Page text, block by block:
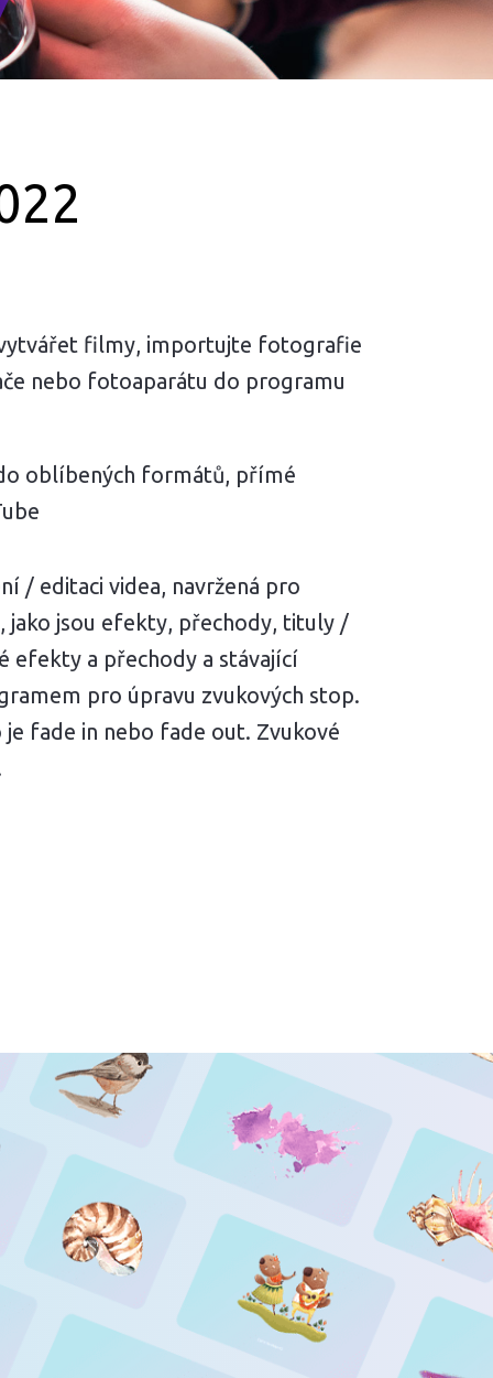
filmy, importujte fotografie
nebo fotoaparátu do programu
oblíbených formátů, přímé
/ editaci videa, navržená pro
jako jsou efekty, přechody, tituly /
efekty a přechody a stávající
pro úpravu zvukových stop.
fade in nebo fade out. Zvukové